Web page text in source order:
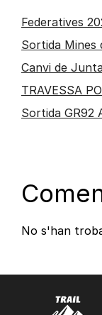
Federatives
Sortida Mines
Canvi de
TRAVESSA
Sortida GR92
No s'han